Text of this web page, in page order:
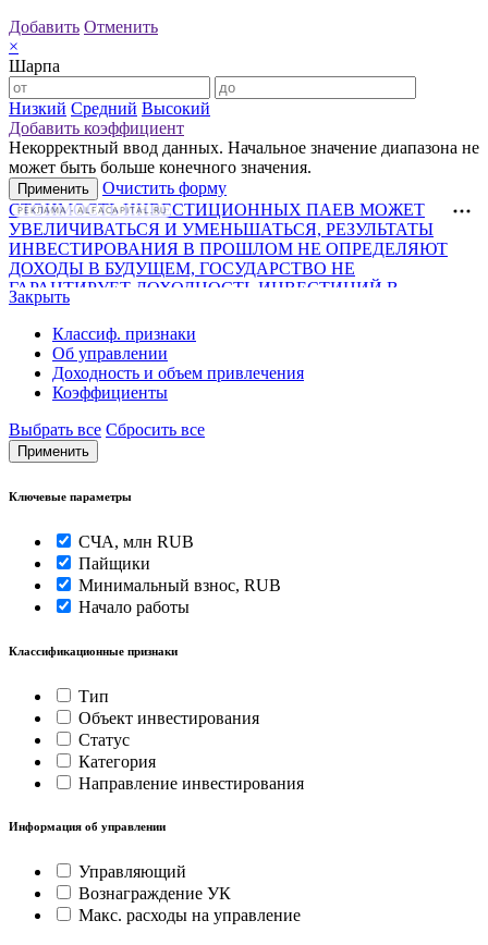
Добавить Отменить
×
Шарпа
Низкий Средний Высокий
Добавить коэффициент
Некорректный ввод данных. Начальное значение диапазона не
может быть больше конечного значения.
Очистить форму
РЕКЛАМА • ALFACAPITAL.RU
Закрыть
Классиф. признаки
Об управлении
Доходность и объем привлечения
Коэффициенты
Выбрать все Сбросить все
Ключевые параметры
СЧА, млн RUB
Пайщики
Минимальный взнос, RUB
Начало работы
Классификационные признаки
Тип
Объект инвестирования
Статус
Категория
Направление инвестирования
Информация об управлении
Управляющий
Вознаграждение УК
Макс. расходы на управление